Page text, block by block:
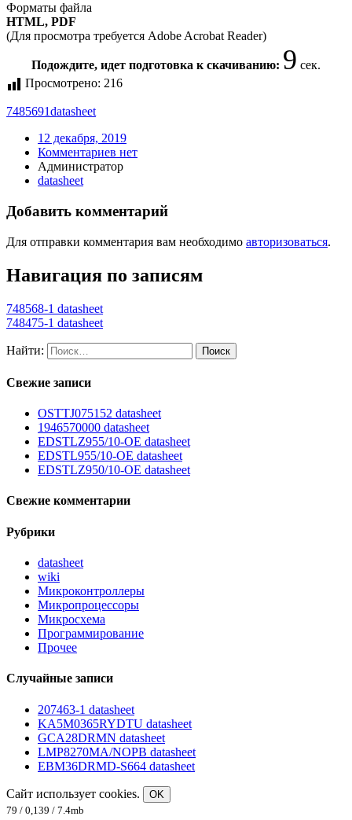
Форматы файла
HTML, PDF
(Для просмотра требуется Adobe Acrobat Reader)
Подождите, идет подготовка к скачиванию: 9 сек.
Просмотрено: 216
7485691datasheet
12 декабря, 2019
Комментариев нет
Администратор
datasheet
Добавить комментарий
Для отправки комментария вам необходимо авторизоваться.
Навигация по записям
748568-1 datasheet
748475-1 datasheet
Найти:
Свежие записи
OSTTJ075152 datasheet
1946570000 datasheet
EDSTLZ955/10-OE datasheet
EDSTL955/10-OE datasheet
EDSTLZ950/10-OE datasheet
Свежие комментарии
Рубрики
datasheet
wiki
Микроконтроллеры
Микропроцессоры
Микросхема
Программирование
Прочее
Случайные записи
207463-1 datasheet
KA5M0365RYDTU datasheet
GCA28DRMN datasheet
LMP8270MA/NOPB datasheet
EBM36DRMD-S664 datasheet
Сайт использует cookies.
OK
79 / 0,139 / 7.4mb